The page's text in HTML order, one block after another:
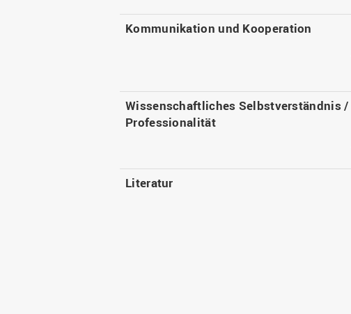
Kommunikation und Kooperation
Wissenschaftliches Selbstverständnis /
Professionalität
Literatur